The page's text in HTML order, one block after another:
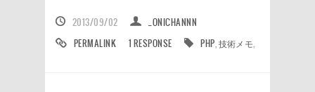
2013/09/02
_ONICHANNN
PERMALINK
1 RESPONSE PHP 技術メモ